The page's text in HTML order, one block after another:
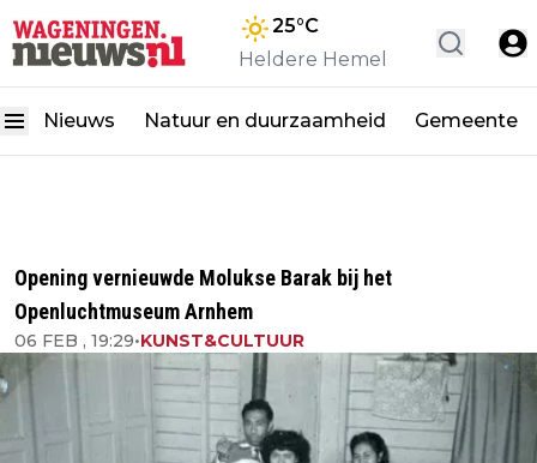
25°C
Heldere Hemel
Nieuws Natuur en duurzaamheid Gemeente
Opening vernieuwde Molukse Barak bij het
Openluchtmuseum Arnhem
06 FEB , 19:29•KUNST&CULTUUR